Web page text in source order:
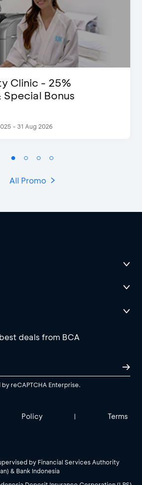
Clinic - 25%
Bonus
- 31 Aug 2026
All Promo
deals from BCA
reCAPTCHA Enterprise.
Policy | Terms
by Financial Services Authority
& Bank Indonesia